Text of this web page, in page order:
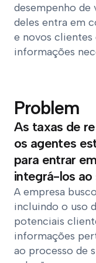
desempenho de
deles entra em
e novos clientes
informações
Problem
As taxas de
os agentes
para entrar
integrá-los ao
A empresa
incluindo o uso
potenciais
informações
ao processo de